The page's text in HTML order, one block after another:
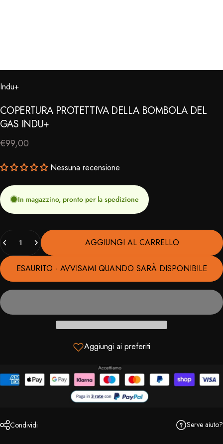
Indu+
COPERTURA PROTETTIVA DELLA BOMBOLA DEL
GAS INDU+
€99,00
Nessuna recensione
In magazzino, pronto per la spedizione
AGGIUNGI AL CARRELLO
ESAURITO - AVVISAMI QUANDO SARÀ DISPONIBILE
Aggiungi ai preferiti
Condividi Serve aiuto?